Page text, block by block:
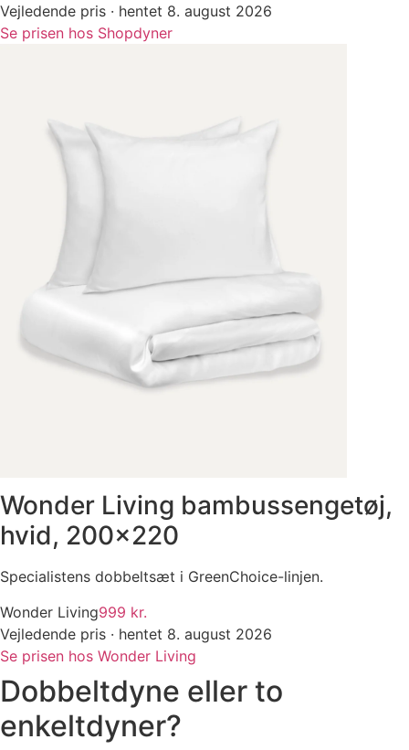
Vejledende pris · hentet 8. august 2026
Se prisen hos Shopdyner
Wonder Living bambussengetøj,
hvid, 200×220
Specialistens dobbeltsæt i GreenChoice-linjen.
Wonder Living999 kr.
Vejledende pris · hentet 8. august 2026
Se prisen hos Wonder Living
Dobbeltdyne eller to
enkeltdyner?